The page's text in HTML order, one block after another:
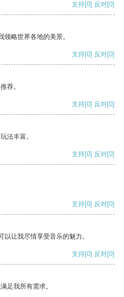
支持[0] 反对[0]
略世界各地的美景。
支持[0] 反对[0]
荐。
支持[0] 反对[0]
法丰富。
支持[0] 反对[0]
支持[0] 反对[0]
让我尽情享受音乐的魅力。
支持[0] 反对[0]
足我所有需求。